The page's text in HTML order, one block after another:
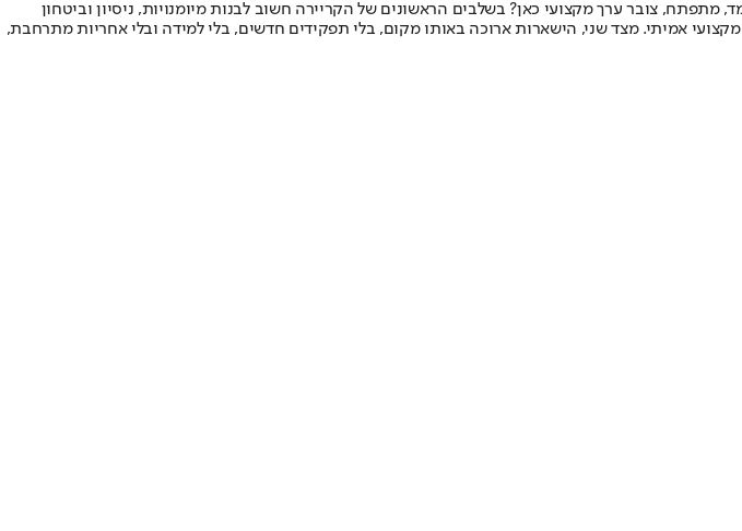
צובר ערך מקצועי כאן? בשלבים הראשונים של הקריירה חשוב לבנות מיומנויות, ניסיון וביטחון
אמיתי. מצד שני, הישארות ארוכה באותו מקום, בלי תפקידים חדשים, בלי למידה ובלי אחריות מתרחבת,